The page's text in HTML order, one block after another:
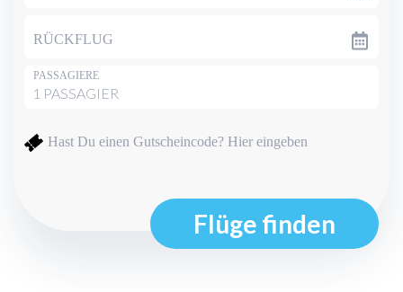
RÜCKFLUG
PASSAGIERE
Hast Du einen Gutscheincode? Hier eingeben